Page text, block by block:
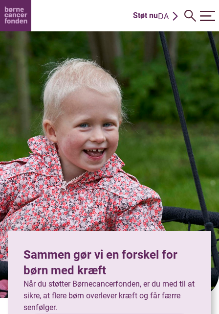
Støt nuDA
Sammen gør vi en forskel for
børn med kræft
Når du støtter Børnecancerfonden, er du med til at
sikre, at flere børn overlever kræft og får færre
senfølger.